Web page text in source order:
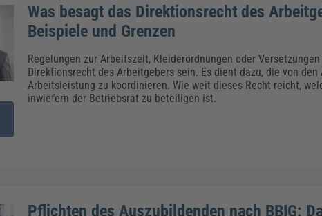
Was besagt das Direktionsrecht des
Beispiele und Grenzen
Regelungen zur Arbeitszeit, Kleiderordnungen oder
Direktionsrecht des Arbeitgebers sein. Es dient dazu, die von
Arbeitsleistung zu koordinieren. Wie weit dieses Recht reicht,
inwiefern der Betriebsrat zu beteiligen ist.
Pflichten des Auszubildenden nach BBIG: